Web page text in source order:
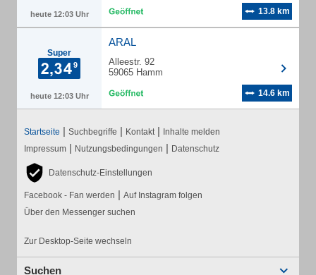
heute 12:03 Uhr 13.8 km
Super
heute 12:03 Uhr
ARAL
Alleestr. 92
59065 Hamm
14.6 km
Startseite | Suchbegriffe | Kontakt | Inhalte melden
Impressum | Nutzungsbedingungen | Datenschutz
Datenschutz-Einstellungen
Facebook - Fan werden | Auf Instagram folgen
Über den Messenger suchen
Zur Desktop-Seite wechseln
Suchen